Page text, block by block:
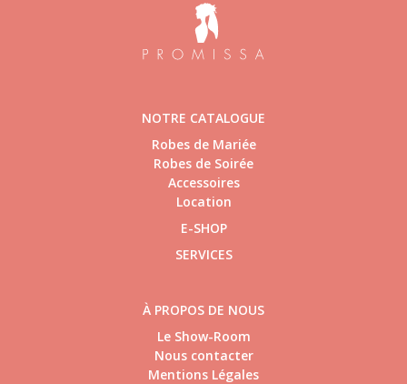
NOTRE CATALOGUE
Robes de Mariée
Robes de Soirée
Accessoires
Location
E-SHOP
SERVICES
À PROPOS DE NOUS
Le Show-Room
Nous contacter
Mentions Légales